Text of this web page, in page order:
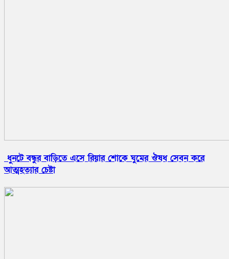
ধুনটে বন্ধুর বাড়িতে এসে রিয়ার শোকে ঘুমের ঔষধ সেবন করে
আত্মহত্যার চেষ্টা